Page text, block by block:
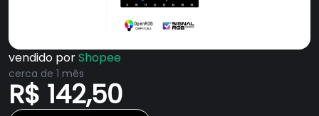
vendido porShopee
cerca de 1 mês
R$ 142,50